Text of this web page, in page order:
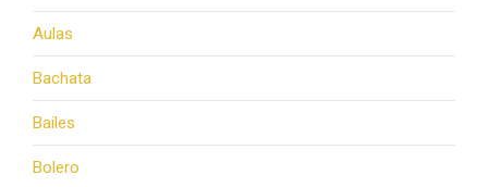
Aulas
Bachata
Bailes
Bolero